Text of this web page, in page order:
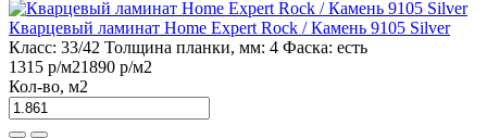
Кварцевый ламинат Home Expert Rock / Камень 9105 Silver
Класс: 33/42 Толщина планки, мм: 4 Фаска: есть
1315 р/м21890 р/м2
Кол-во, м2